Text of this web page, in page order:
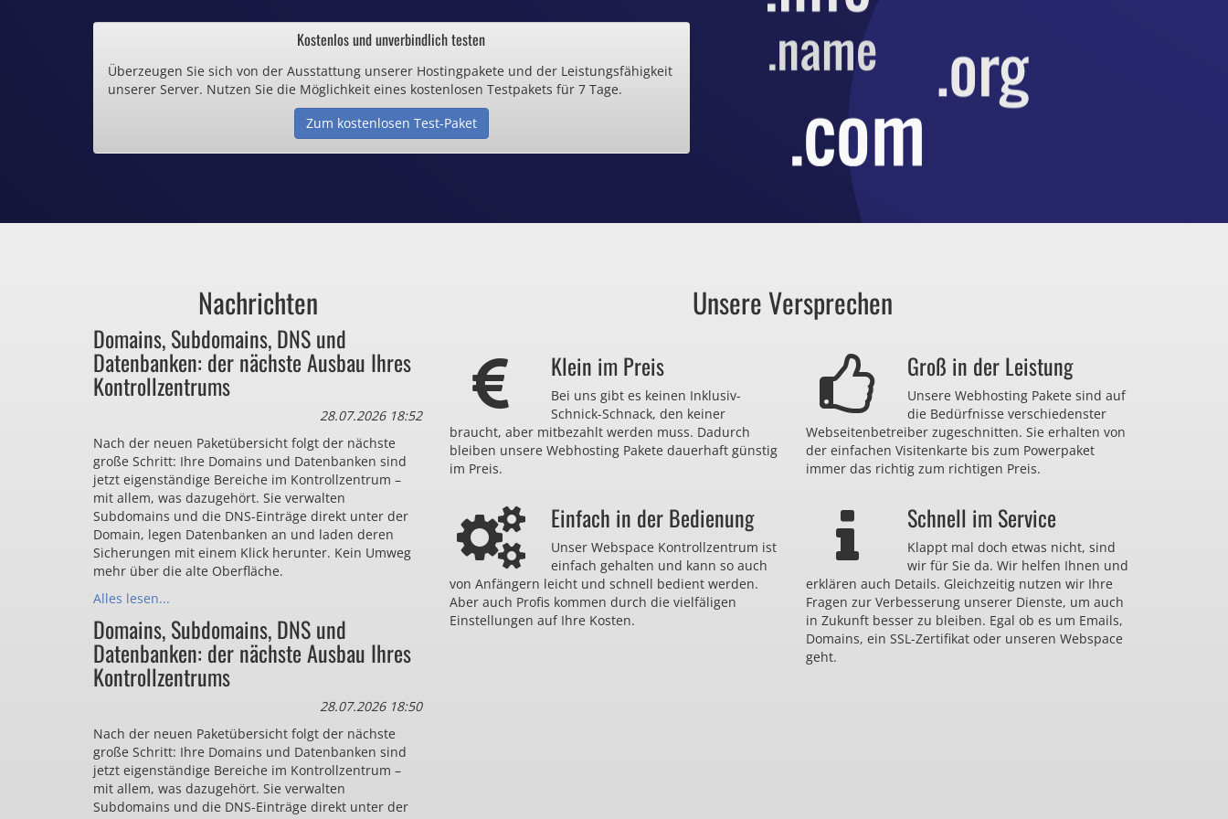
.de und .eu schon ab 0,70€ / Monat
Inklusive .de Domain
Webspace ab 1,25€ / Monat
Günstige SSL-Zertifikate
Bezahlen Sie auch zu viel
für Dinge, die sie gar nicht brauchen?
Kostenlos und unverbindlich testen
Überzeugen Sie sich von der Ausstattung unserer Hostingpakete und der Leistungsfähigkeit
unserer Server. Nutzen Sie die Möglichkeit eines kostenlosen Testpakets für 7 Tage.
Zum kostenlosen Test-Paket
Nachrichten
Domains, Subdomains, DNS und
Datenbanken: der nächste Ausbau Ihres
Kontrollzentrums
28.07.2026 18:52
Nach der neuen Paketübersicht folgt der nächste
große Schritt: Ihre Domains und Datenbanken sind
jetzt eigenständige Bereiche im Kontrollzentrum –
mit allem, was dazugehört. Sie verwalten
Subdomains und die DNS-Einträge direkt unter der
Domain, legen Datenbanken an und laden deren
Sicherungen mit einem Klick herunter. Kein Umweg
mehr über die alte Oberfläche.
Alles lesen...
Domains, Subdomains, DNS und
Datenbanken: der nächste Ausbau Ihres
Kontrollzentrums
28.07.2026 18:50
Nach der neuen Paketübersicht folgt der nächste
große Schritt: Ihre Domains und Datenbanken sind
jetzt eigenständige Bereiche im Kontrollzentrum –
mit allem, was dazugehört. Sie verwalten
Subdomains und die DNS-Einträge direkt unter der
Unsere Versprechen
Klein im Preis
Bei uns gibt es keinen Inklusiv-
Schnick-Schnack, den keiner
braucht, aber mitbezahlt werden muss. Dadurch
bleiben unsere Webhosting Pakete dauerhaft günstig
im Preis.
Groß in der Leistung
Unsere Webhosting Pakete sind auf
die Bedürfnisse verschiedenster
Webseitenbetreiber zugeschnitten. Sie erhalten von
der einfachen Visitenkarte bis zum Powerpaket
immer das richtig zum richtigen Preis.
Einfach in der Bedienung
Unser Webspace Kontrollzentrum ist
einfach gehalten und kann so auch
von Anfängern leicht und schnell bedient werden.
Aber auch Profis kommen durch die vielfäligen
Einstellungen auf Ihre Kosten.
Schnell im Service
Klappt mal doch etwas nicht, sind
wir für Sie da. Wir helfen Ihnen und
erklären auch Details. Gleichzeitig nutzen wir Ihre
Fragen zur Verbesserung unserer Dienste, um auch
in Zukunft besser zu bleiben. Egal ob es um Emails,
Domains, ein SSL-Zertifikat oder unseren Webspace
geht.